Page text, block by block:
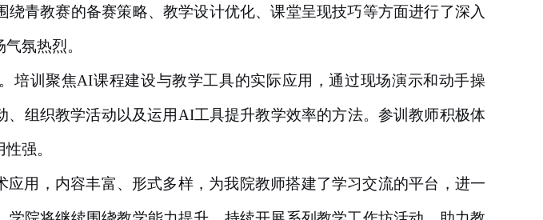
青教赛的备赛策略、教学设计优化、课堂呈现技巧等方面进行了深入
氛热烈。
培训聚焦AI课程建设与教学工具的实际应用，通过现场演示和动手操
组织教学活动以及运用AI工具提升教学效率的方法。参训教师积极体
强。
用，内容丰富、形式多样，为我院教师搭建了学习交流的平台，进一